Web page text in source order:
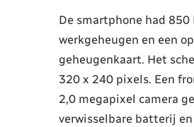
De smartphone had 850
werkgeheugen en een
geheugenkaart. Het
320 x 240 pixels. Een
2,0 megapixel camera
verwisselbare batterij